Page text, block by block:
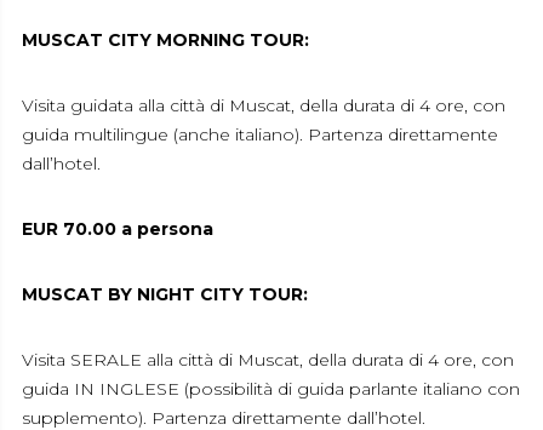
MUSCAT CITY MORNING TOUR:
Visita guidata alla città di Muscat, della durata di 4 ore, con
guida multilingue (anche italiano). Partenza direttamente
dall’hotel.
EUR 70.00 a persona
MUSCAT BY NIGHT CITY TOUR:
Visita SERALE alla città di Muscat, della durata di 4 ore, con
guida IN INGLESE (possibilità di guida parlante italiano con
supplemento). Partenza direttamente dall’hotel.